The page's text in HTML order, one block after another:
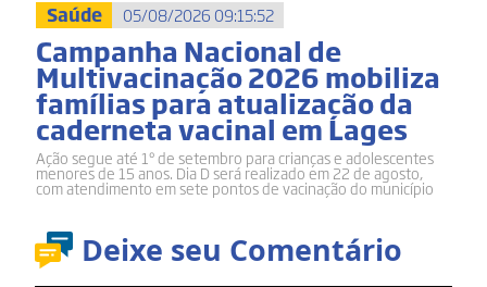
Deixe seu Comentário
Saúde 05/08/2026 09:15:52
Campanha Nacional de
Multivacinação 2026 mobiliza
famílias para atualização da
caderneta vacinal em Lages
Ação segue até 1º de setembro para crianças e adolescentes
menores de 15 anos. Dia D será realizado em 22 de agosto,
com atendimento em sete pontos de vacinação do município